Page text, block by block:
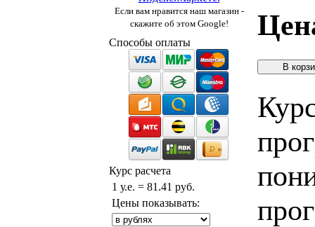
Если вам нравится наш магазин -
скажите об этом Google!
Способы оплаты
Курс расчета
1 у.е. = 81.41 руб.
Цены показывать: